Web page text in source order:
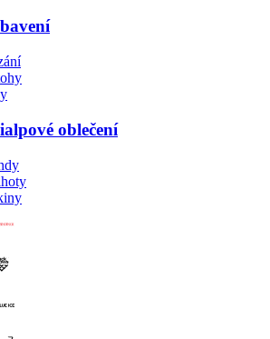
oblečení